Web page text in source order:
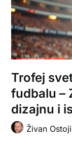
Trofej
fudbalu –
dizajnu i
Živan